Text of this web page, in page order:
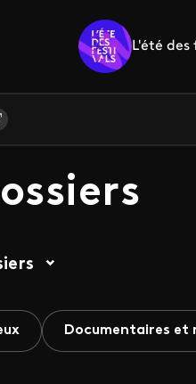
L'été des
Documentaires et